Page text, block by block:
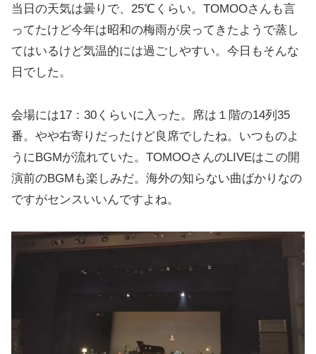
当日の天気は曇りで、25℃くらい。TOMOOさんも言
ってたけど今年は昭和の梅雨が戻ってきたようで蒸し
てはいるけど気温的には過ごしやすい。今日もそんな
日でした。
会場には17：30くらいに入った。席は１階の14列35
番。やや右寄りだったけど良席でしたね。いつものよ
うにBGMが流れていた。TOMOOさんのLIVEはこの開
演前のBGMも楽しみだ。海外の知らない曲ばかりなの
ですがセンスいいんですよね。